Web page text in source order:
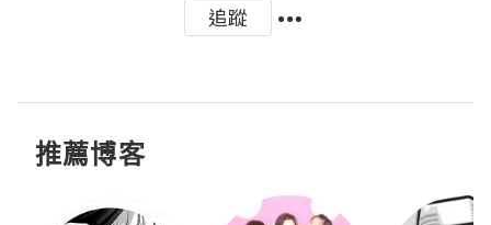
追蹤
推薦博客